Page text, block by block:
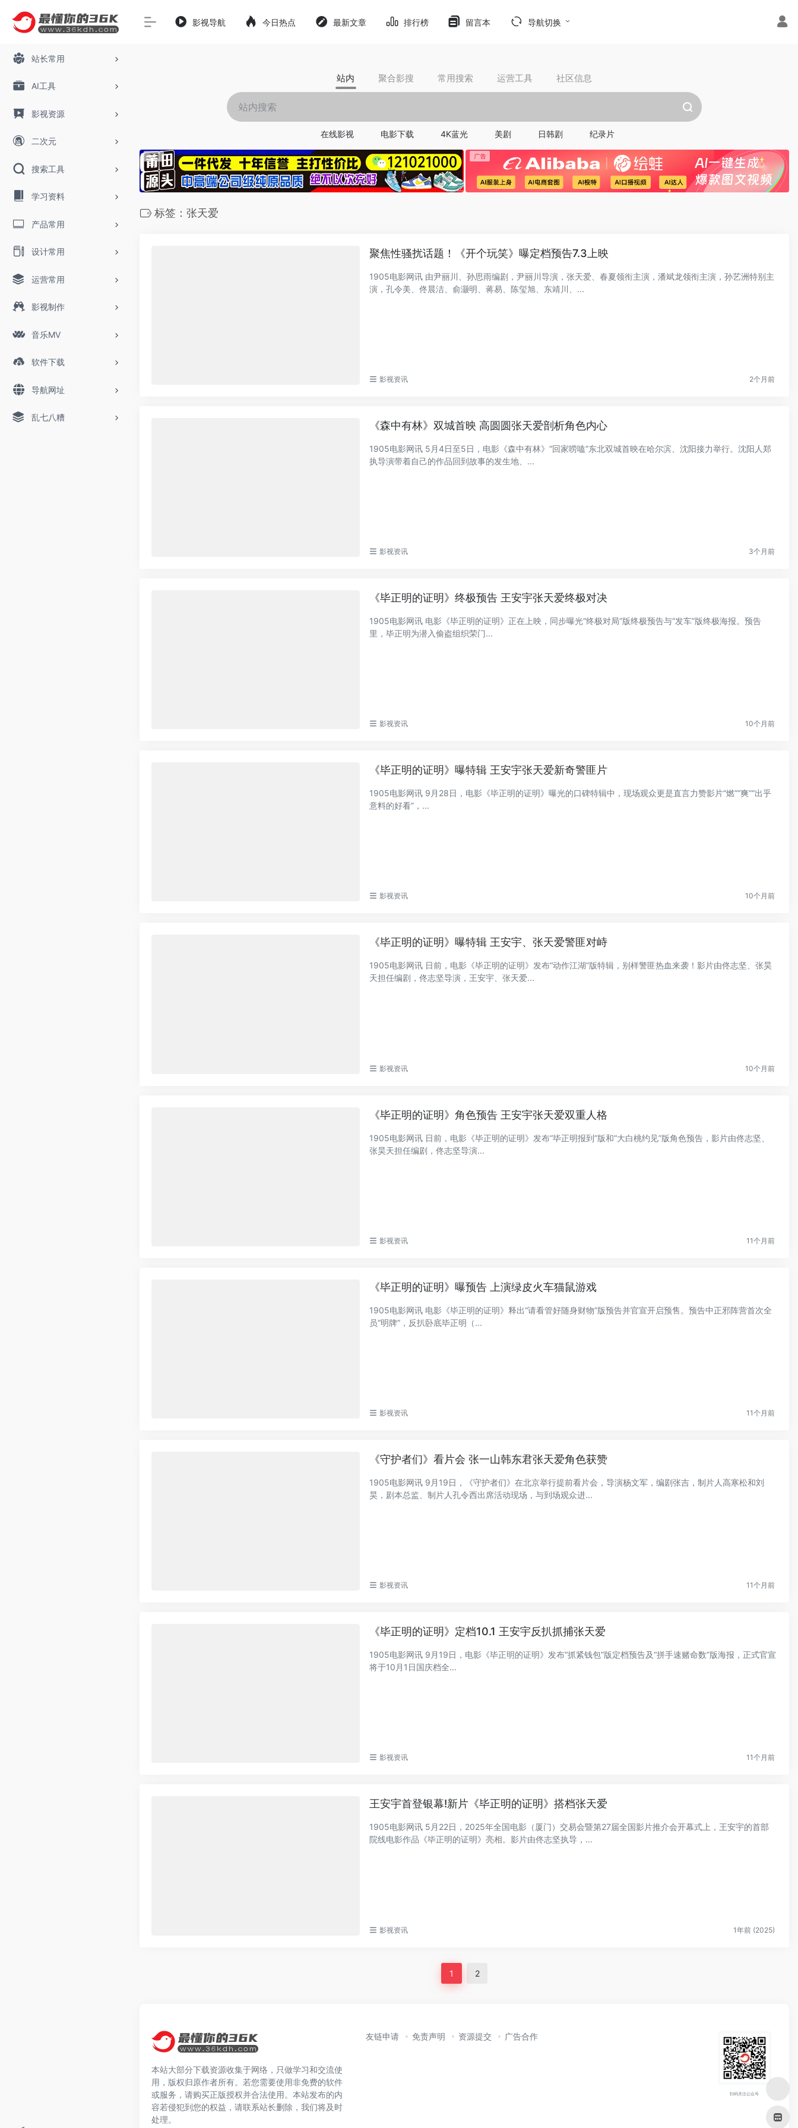
站长常用
AI工具
影视资源
二次元
搜索工具
学习资料
产品常用
设计常用
运营常用
影视制作
音乐MV
软件下载
导航网址
乱七八糟
影视导航 今日热点 最新文章 排行榜 留言本 导航切换
站内 聚合影搜 常用搜索 运营工具 社区信息
在线影视 电影下载 4K蓝光 美剧 日韩剧 纪录片
标签：张天爱
聚焦性骚扰话题！《开个玩笑》曝定档预告7.3上映
1905电影网讯 由尹丽川、孙思雨编剧，尹丽川导演，张天爱、春夏领衔主演，潘斌龙领衔主演，孙艺洲特别主
演，孔令美、佟晨洁、俞灏明、蒋易、陈玺旭、东靖川、...
影视资讯 2个月前
《森中有林》双城首映 高圆圆张天爱剖析角色内心
1905电影网讯 5月4日至5日，电影《森中有林》“回家唠嗑”东北双城首映在哈尔滨、沈阳接力举行。沈阳人郑
执导演带着自己的作品回到故事的发生地、...
影视资讯 3个月前
《毕正明的证明》终极预告 王安宇张天爱终极对决
1905电影网讯 电影《毕正明的证明》正在上映，同步曝光“终极对局”版终极预告与“发车”版终极海报。预告
里，毕正明为潜入偷盗组织荣门...
影视资讯 10个月前
《毕正明的证明》曝特辑 王安宇张天爱新奇警匪片
1905电影网讯 9月28日，电影《毕正明的证明》曝光的口碑特辑中，现场观众更是直言力赞影片“燃”“爽”“出乎
意料的好看”，...
影视资讯 10个月前
《毕正明的证明》曝特辑 王安宇、张天爱警匪对峙
1905电影网讯 日前，电影《毕正明的证明》发布“动作江湖”版特辑，别样警匪热血来袭！影片由佟志坚、张昊
天担任编剧，佟志坚导演，王安宇、张天爱...
影视资讯 10个月前
《毕正明的证明》角色预告 王安宇张天爱双重人格
1905电影网讯 日前，电影《毕正明的证明》发布“毕正明报到”版和“大白桃约见”版角色预告，影片由佟志坚、
张昊天担任编剧，佟志坚导演...
影视资讯 11个月前
《毕正明的证明》曝预告 上演绿皮火车猫鼠游戏
1905电影网讯 电影《毕正明的证明》释出“请看管好随身财物”版预告并官宣开启预售。预告中正邪阵营首次全
员“明牌”，反扒卧底毕正明（...
影视资讯 11个月前
《守护者们》看片会 张一山韩东君张天爱角色获赞
1905电影网讯 9月19日，《守护者们》在北京举行提前看片会，导演杨文军，编剧张吉，制片人高寒松和刘
昊，剧本总监、制片人孔令西出席活动现场，与到场观众进...
影视资讯 11个月前
《毕正明的证明》定档10.1 王安宇反扒抓捕张天爱
1905电影网讯 9月19日，电影《毕正明的证明》发布“抓紧钱包”版定档预告及“拼手速赌命数”版海报，正式官宣
将于10月1日国庆档全...
影视资讯 11个月前
王安宇首登银幕!新片《毕正明的证明》搭档张天爱
1905电影网讯 5月22日，2025年全国电影（厦门）交易会暨第27届全国影片推介会开幕式上，王安宇的首部
院线电影作品《毕正明的证明》亮相。影片由佟志坚执导，...
影视资讯 1年前 (2025)
1 2
本站大部分下载资源收集于网络，只做学习和交流使
用，版权归原作者所有。若您需要使用非免费的软件
或服务，请购买正版授权并合法使用。本站发布的内
容若侵犯到您的权益，请联系站长删除，我们将及时
处理。
友链申请 免责声明 资源提交 广告合作
扫码关注公众号